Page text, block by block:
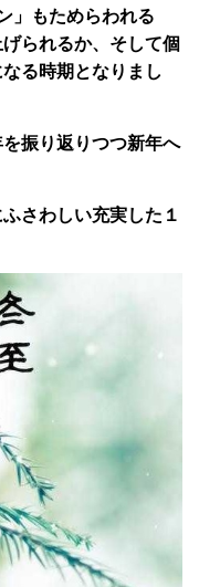
」もためらわれる
られるか、そして個
る時期となりまし
振り返りつつ新年へ
さわしい充実した１